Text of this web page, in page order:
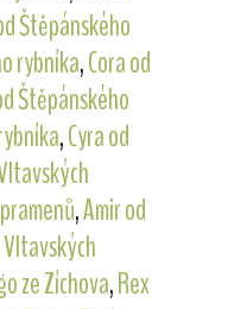
Štěpánského
rybníka,Cora od
Štěpánského
,Cyra od
,Amir od
ze Zíchova,Rex